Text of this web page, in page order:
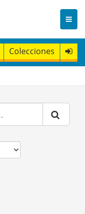
Colecciones